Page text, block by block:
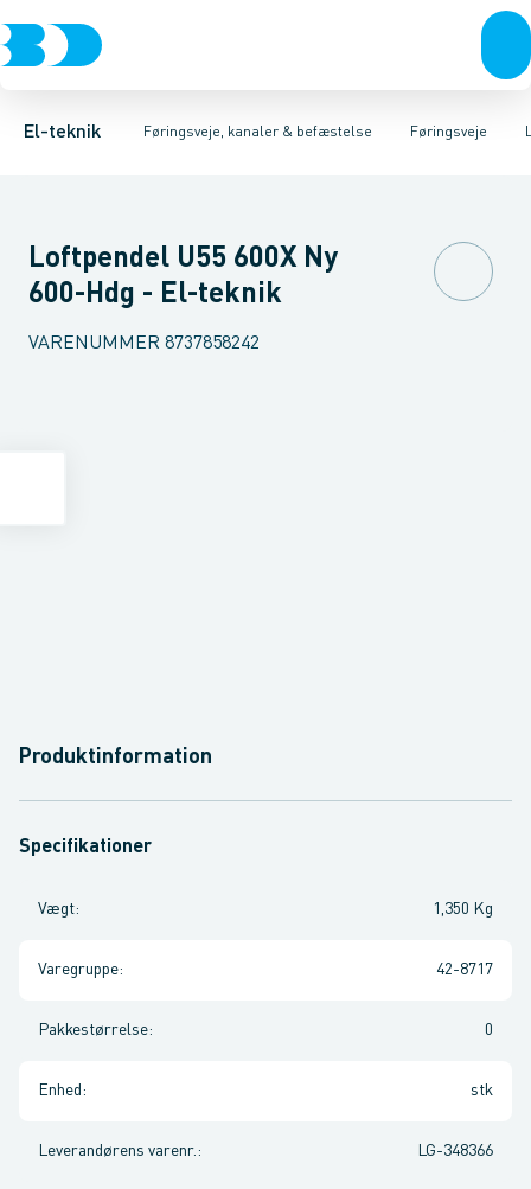
El-teknik Føringsveje, kanaler & befæstelse
Afbrydere, stikkontakter & lampeudtagForgreningsmateriel
Føringsveje
Føringsveje Installationskanaler for gulvInstallationskanaler
Gitterbakke Endestykke til kabelbakkeMontageplade til
Loftpendel U55 600X Ny
600-Hdg - El-teknik
VARENUMMER 8737858242
Produktinformation
Specifikationer
Vægt: 1,350 Kg
Varegruppe: 42-8717
Pakkestørrelse: 0
Enhed : stk
Leverandørens varenr. : LG-348366